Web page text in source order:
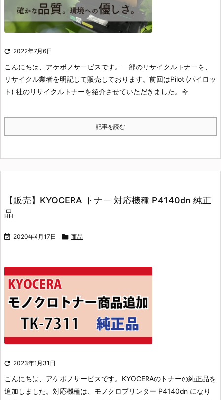
 2022年7月6日
こんにちは、アケボノサービスです。 一部のリサイクルトナーを、
リサイクル業者を明記して販売しております。 前回はPilot (パイロッ
ト) 社のリサイクルトナーを紹介させていただきました。 今
記事を読む
【販売】KYOCERA トナー 対応機種 P4140dn 純正
品
 2020年4月17日  商品
 2023年1月31日
こんにちは、アケボノサービスです。 KYOCERAのトナーの純正品を
追加しました。 対応機種は、モノクロプリンター P4140dn になり